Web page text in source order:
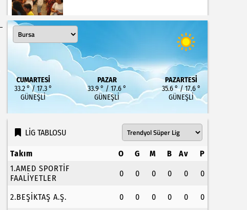
CUMARTESI
33.2 ° / 17.3 °
GÜNEŞLI
PAZAR
33.9 ° / 17.6 °
GÜNEŞLI
PAZARTESI
35.6 ° / 17.6 °
GÜNEŞLI
LİG TABLOSU
Takım O G M B Av
P
1.AMED SPORTİF
FAALİYETLER
0 0 0 0 0 0
2.BEŞİKTAŞ A.Ş. 0 0 0 0 0
0